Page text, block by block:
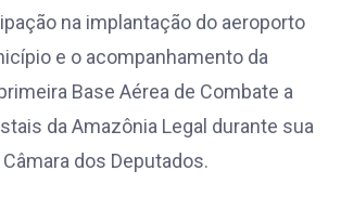
na implantação do aeroporto
e o acompanhamento da
Base Aérea de Combate a
da Amazônia Legal durante sua
dos Deputados.